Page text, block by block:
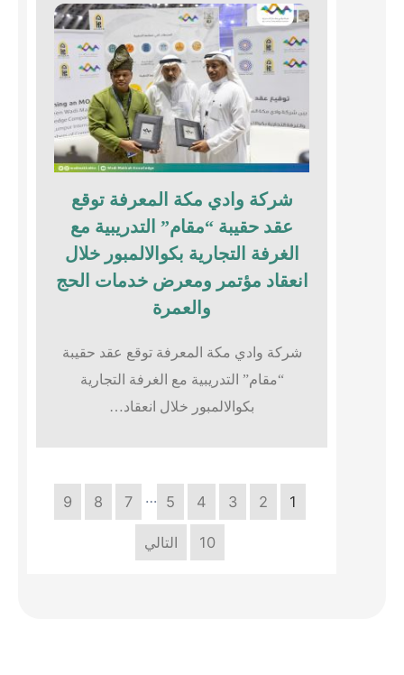
شركة وادي مكة المعرفة توقع
عقد حقيبة “مقام” التدريبية مع
الغرفة التجارية بكوالالمبور خلال
انعقاد مؤتمر ومعرض خدمات الحج
والعمرة
شركة وادي مكة المعرفة توقع عقد حقيبة
“مقام” التدريبية مع الغرفة التجارية
بكوالالمبور خلال انعقاد…
1
2
3
4
5
…
7
8
9
10 التالي